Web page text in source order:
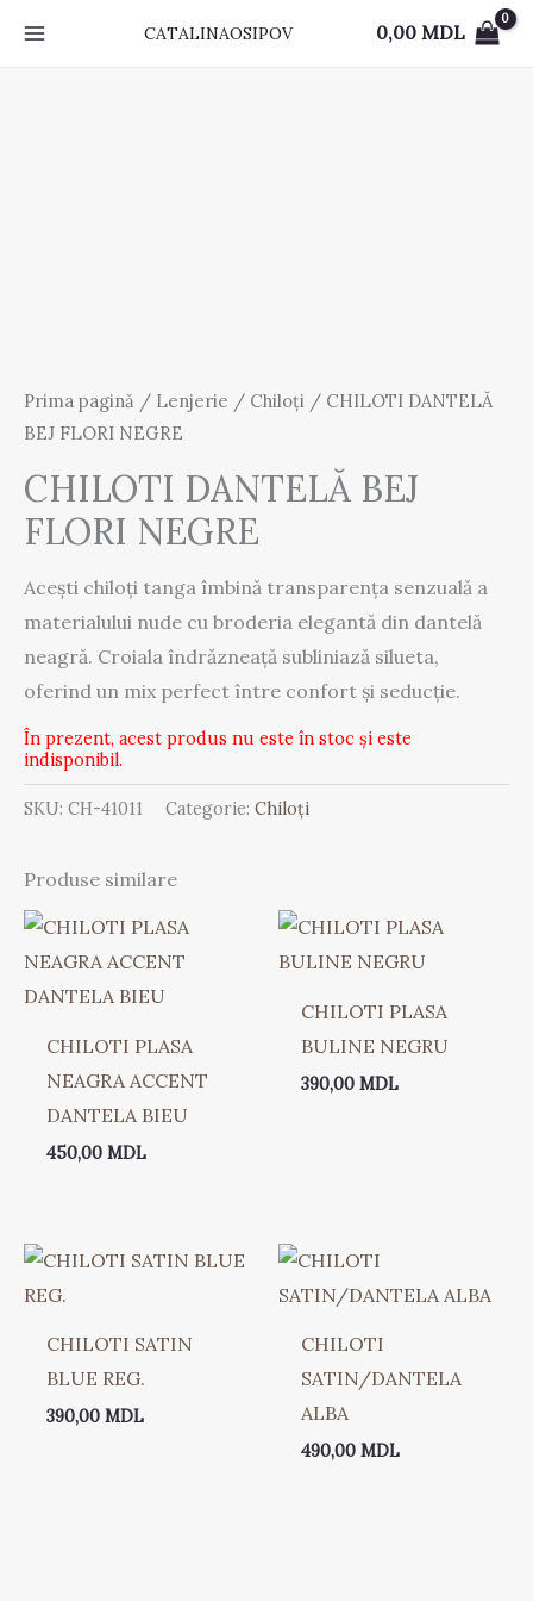
CATALINAOSIPOV 0,00 MDL
Prima pagină / Lenjerie / Chiloți / CHILOTI DANTELĂ
BEJ FLORI NEGRE
CHILOTI DANTELĂ BEJ
FLORI NEGRE
Acești chiloți tanga îmbină transparența senzuală a
materialului nude cu broderia elegantă din dantelă
neagră. Croiala îndrăzneață subliniază silueta,
oferind un mix perfect între confort și seducție.
În prezent, acest produs nu este în stoc și este
indisponibil.
SKU: CH-41011 Categorie: Chiloți
Produse similare
CHILOTI PLASA
NEAGRA ACCENT
DANTELA BIEU
450,00MDL
CHILOTI PLASA
BULINE NEGRU
390,00MDL
CHILOTI SATIN
BLUE REG.
390,00MDL
CHILOTI
SATIN/DANTELA
ALBA
490,00MDL